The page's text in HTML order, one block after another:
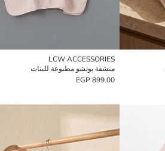
LCW ACCESSORIES
منشفة بونشو مطبوعة للبنات
899.00 EGP